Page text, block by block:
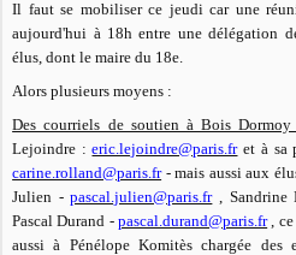
Il faut se mobiliser ce jeudi car une
aujourd'hui à 18h entre une délégation
élus, dont le maire du 18e.
Alors plusieurs moyens :
Des courriels de soutien à Bois
Lejoindre :eric.lejoindre@paris.fret à sa
carine.rolland@paris.fr- mais aussi aux
Julien -pascal.julien@paris.fr, Sandrine
Pascal Durand -pascal.durand@paris.fr, ce
aussi à Pénélope Komitès chargée